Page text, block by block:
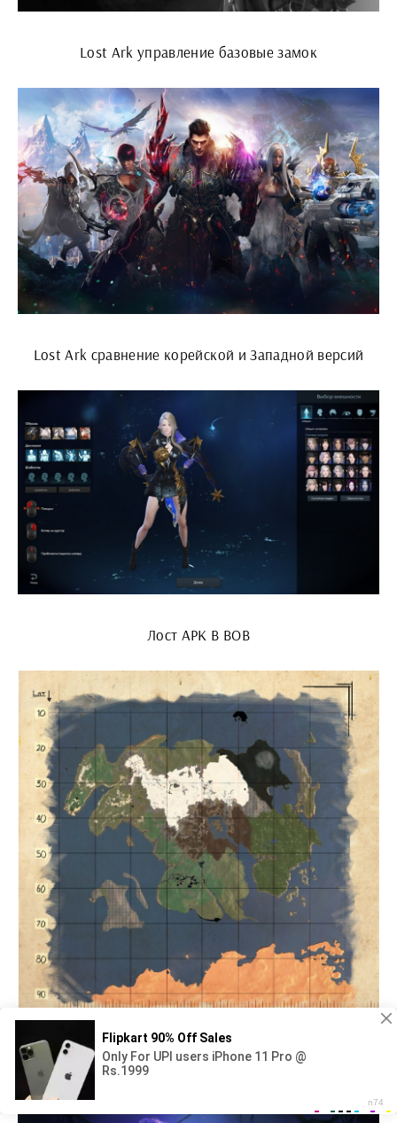
Lost Ark управление базовые замок
Lost Ark сравнение корейской и Западной версий
Лост АРК B ВОВ
Адель лост АРК